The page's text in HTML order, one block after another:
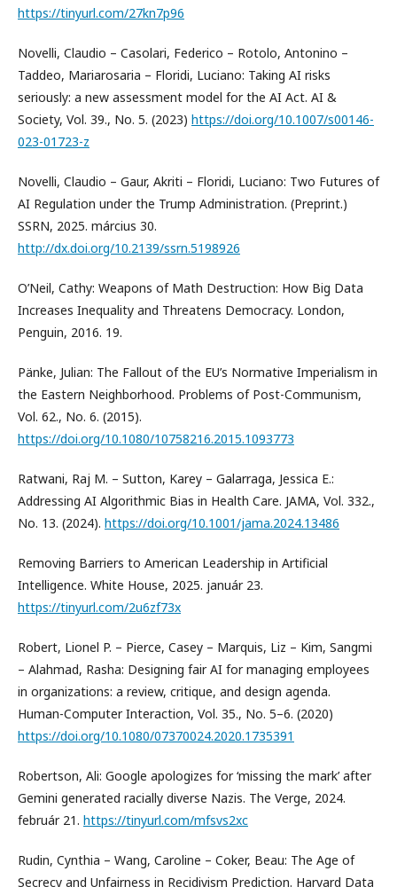
https://tinyurl.com/27kn7p96
Novelli, Claudio – Casolari, Federico – Rotolo, Antonino –
Taddeo, Mariarosaria – Floridi, Luciano: Taking AI risks
seriously: a new assessment model for the AI Act. AI &
Society, Vol. 39., No. 5. (2023) https://doi.org/10.1007/s00146-
023-01723-z
Novelli, Claudio – Gaur, Akriti – Floridi, Luciano: Two Futures of
AI Regulation under the Trump Administration. (Preprint.)
SSRN, 2025. március 30.
http://dx.doi.org/10.2139/ssrn.5198926
O’Neil, Cathy: Weapons of Math Destruction: How Big Data
Increases Inequality and Threatens Democracy. London,
Penguin, 2016. 19.
Pänke, Julian: The Fallout of the EU’s Normative Imperialism in
the Eastern Neighborhood. Problems of Post-Communism,
Vol. 62., No. 6. (2015).
https://doi.org/10.1080/10758216.2015.1093773
Ratwani, Raj M. – Sutton, Karey – Galarraga, Jessica E.:
Addressing AI Algorithmic Bias in Health Care. JAMA, Vol. 332.,
No. 13. (2024). https://doi.org/10.1001/jama.2024.13486
Removing Barriers to American Leadership in Artificial
Intelligence. White House, 2025. január 23.
https://tinyurl.com/2u6zf73x
Robert, Lionel P. – Pierce, Casey – Marquis, Liz – Kim, Sangmi
– Alahmad, Rasha: Designing fair AI for managing employees
in organizations: a review, critique, and design agenda.
Human-Computer Interaction, Vol. 35., No. 5–6. (2020)
https://doi.org/10.1080/07370024.2020.1735391
Robertson, Ali: Google apologizes for ‘missing the mark’ after
Gemini generated racially diverse Nazis. The Verge, 2024.
február 21. https://tinyurl.com/mfsvs2xc
Rudin, Cynthia – Wang, Caroline – Coker, Beau: The Age of
Secrecy and Unfairness in Recidivism Prediction. Harvard Data